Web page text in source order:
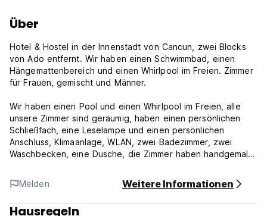
Über
Hotel & Hostel in der Innenstadt von Cancun, zwei Blocks
von Ado entfernt. Wir haben einen Schwimmbad, einen
Hängemattenbereich und einen Whirlpool im Freien. Zimmer
für Frauen, gemischt und Männer.
Wir haben einen Pool und einen Whirlpool im Freien, alle
unsere Zimmer sind geräumig, haben einen persönlichen
Schließfach, eine Leselampe und einen persönlichen
Anschluss, Klimaanlage, WLAN, zwei Badezimmer, zwei
Waschbecken, eine Dusche, die Zimmer haben handgemalte
Unsere Lage ist ausgezeichnet, da wir zwei Blocks von ADO
entfernt sind, wir sind in der Nähe von 28.23 und Las
Palapas Park.
Melden Weitere Informationen
Hausregeln